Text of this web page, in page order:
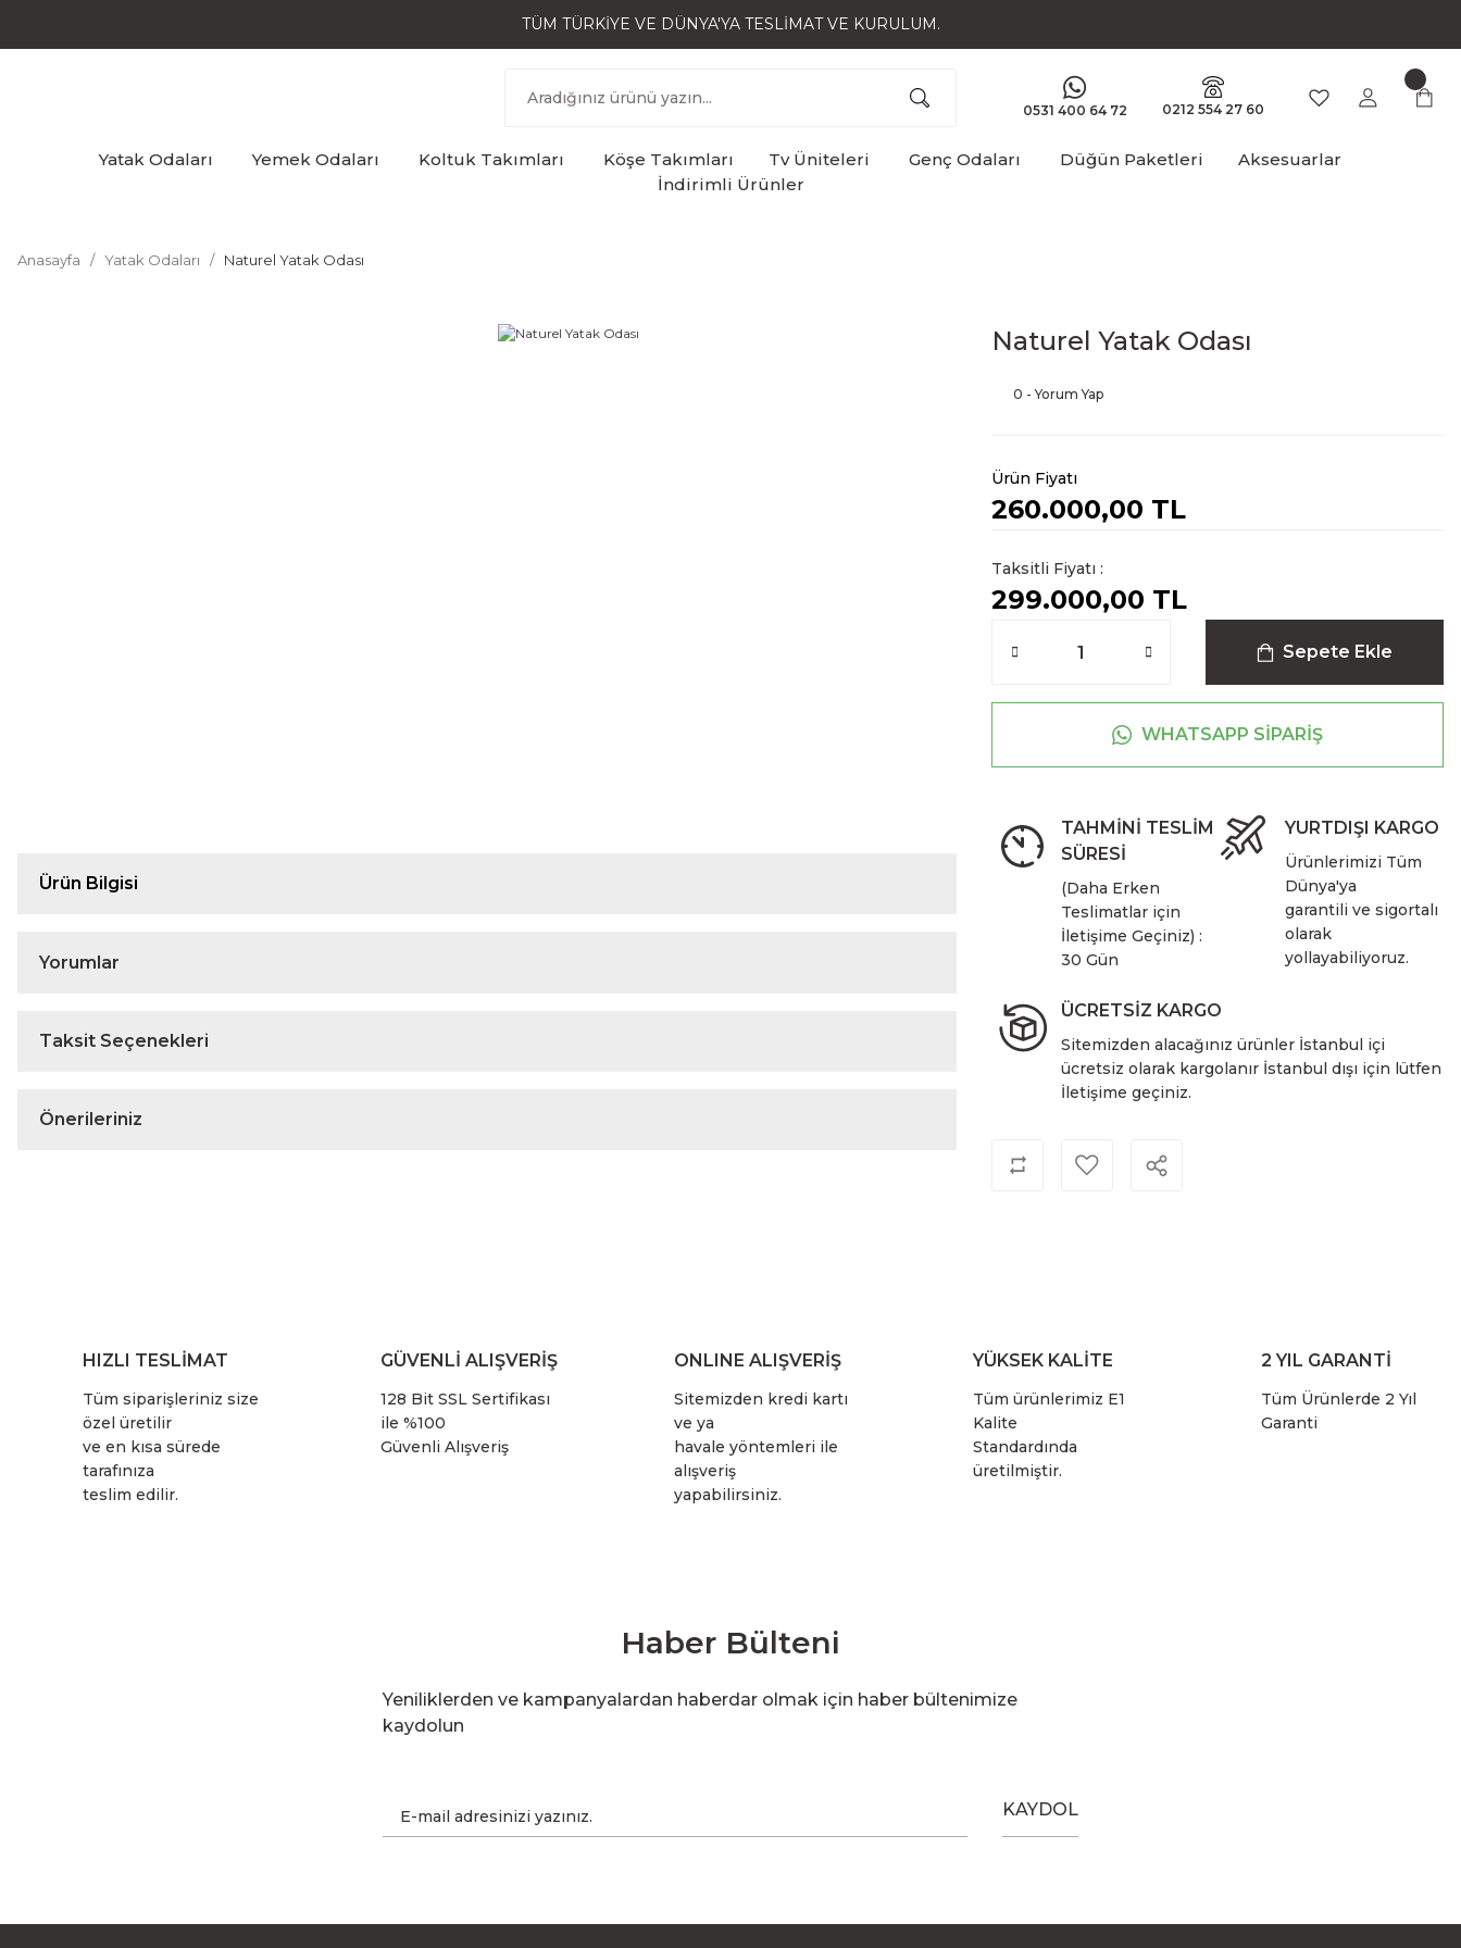
TÜM TÜRKİYE VE DÜNYA'YA TESLİMAT VE KURULUM.
0531 400 64 72 0212 554 27 60
Yatak Odaları Yemek Odaları Koltuk Takımları Köşe Takımları Tv Üniteleri Genç Odaları Düğün Paketleri
Aksesuarlar
İndirimli Ürünler
Anasayfa Yatak Odaları Naturel Yatak Odası
Ürün Bilgisi
Yorumlar
Taksit Seçenekleri
Önerileriniz
Naturel Yatak Odası
0 - Yorum Yap
Ürün Fiyatı
260.000,00 TL
Taksitli Fiyatı :
299.000,00 TL
Sepete Ekle
WHATSAPP SİPARİŞ
TAHMİNİ TESLİM
SÜRESİ
(Daha Erken
Teslimatlar için
İletişime Geçiniz) :
30 Gün
YURTDIŞI KARGO
Ürünlerimizi Tüm
Dünya'ya
garantili ve sigortalı
olarak
yollayabiliyoruz.
ÜCRETSİZ KARGO
Sitemizden alacağınız ürünler İstanbul içi
ücretsiz olarak kargolanır İstanbul dışı için lütfen
İletişime geçiniz.
HIZLI TESLİMAT
Tüm siparişleriniz size
özel üretilir
ve en kısa sürede
tarafınıza
teslim edilir.
GÜVENLİ ALIŞVERİŞ
128 Bit SSL Sertifikası
ile %100
Güvenli Alışveriş
ONLINE ALIŞVERİŞ
Sitemizden kredi kartı
ve ya
havale yöntemleri ile
alışveriş
yapabilirsiniz.
YÜKSEK KALİTE
Tüm ürünlerimiz E1
Kalite
Standardında
üretilmiştir.
2 YIL GARANTİ
Tüm Ürünlerde 2 Yıl
Garanti
Haber Bülteni
Yeniliklerden ve kampanyalardan haberdar olmak için haber bültenimize
kaydolun
KAYDOL